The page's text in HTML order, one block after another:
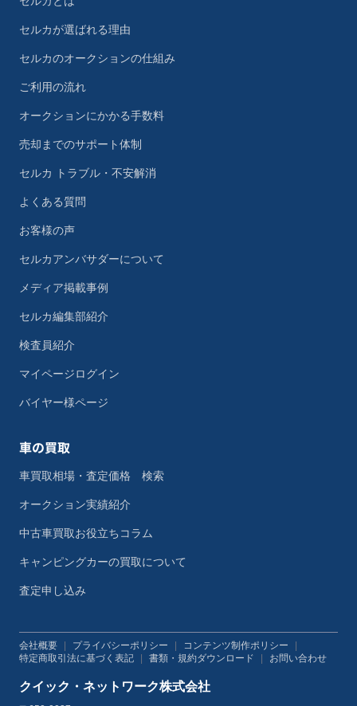
セルカが選ばれる理由
セルカのオークションの仕組み
ご利用の流れ
オークションにかかる手数料
売却までのサポート体制
セルカ トラブル・不安解消
よくある質問
お客様の声
セルカアンバサダーについて
メディア掲載事例
セルカ編集部紹介
検査員紹介
マイページログイン
バイヤー様ページ
車の買取
車買取相場・査定価格 検索
オークション実績紹介
中古車買取お役立ちコラム
キャンピングカーの買取について
査定申し込み
会社概要 プライバシーポリシー コンテンツ制作ポリシー
特定商取引法に基づく表記
書類・規約ダウンロード お問い合わせ
クイック・ネットワーク株式会社